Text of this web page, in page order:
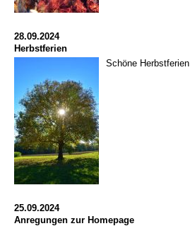
28.09.2024
Herbstferien
Schöne Herbstferien
25.09.2024
Anregungen zur Homepage